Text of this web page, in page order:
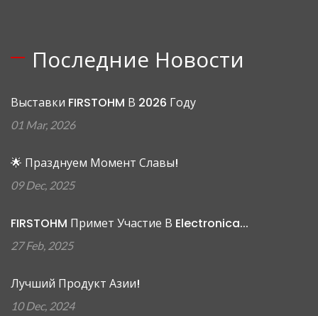
Последние Новости
Выставки FIRSTOHM В 2026 Году
01 Mar, 2026
🌟 Празднуем Момент Славы!
09 Dec, 2025
FIRSTOHM Примет Участие В Electronica...
27 Feb, 2025
Лучший Продукт Азии!
10 Dec, 2024